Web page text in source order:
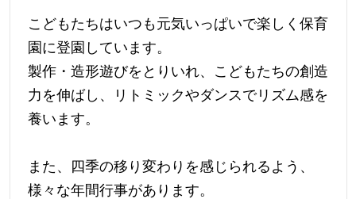
こどもたちはいつも元気いっぱいで楽しく保育
園に登園しています。
製作・造形遊びをとりいれ、こどもたちの創造
力を伸ばし、リトミックやダンスでリズム感を
養います。
また、四季の移り変わりを感じられるよう、
様々な年間行事があります。